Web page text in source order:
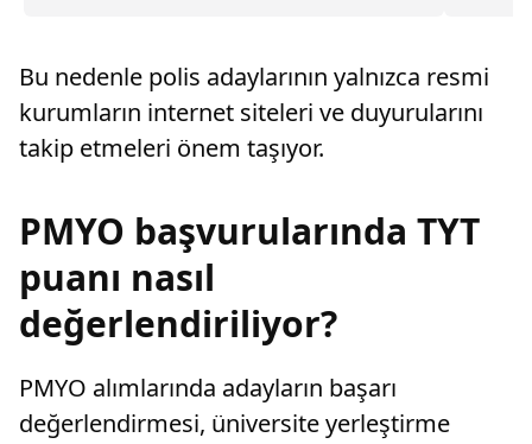
Bu nedenle polis adaylarının yalnızca resmi
kurumların internet siteleri ve duyurularını
takip etmeleri önem taşıyor.
PMYO başvurularında TYT
puanı nasıl
değerlendiriliyor?
PMYO alımlarında adayların başarı
değerlendirmesi, üniversite yerleştirme